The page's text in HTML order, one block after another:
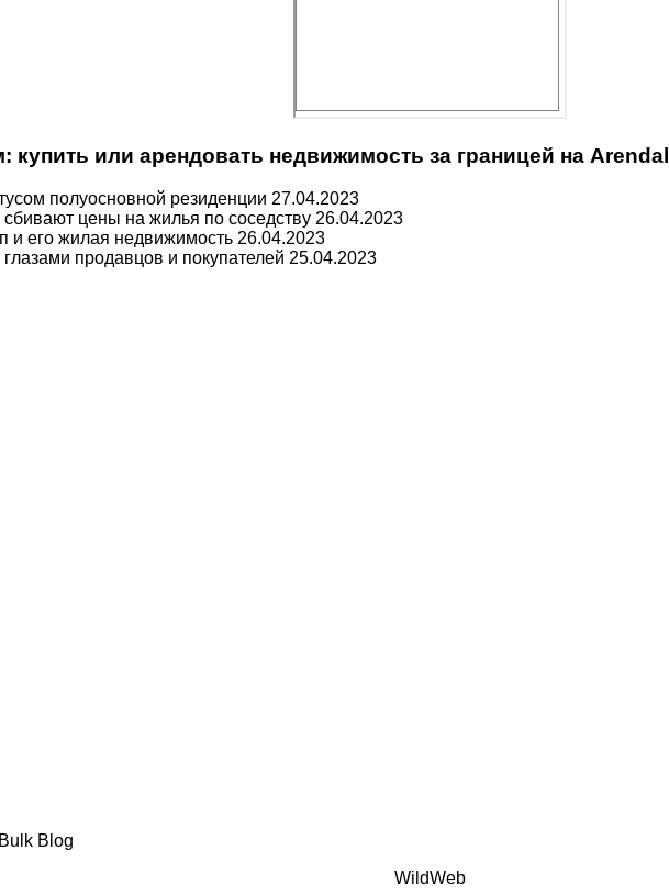
или арендовать недвижимость за границей на Arendal
полуосновной резиденции 27.04.2023
цены на жилья по соседству 26.04.2023
и его жилая недвижимость 26.04.2023
продавцов и покупателей 25.04.2023
Bulk Blog
WildWeb